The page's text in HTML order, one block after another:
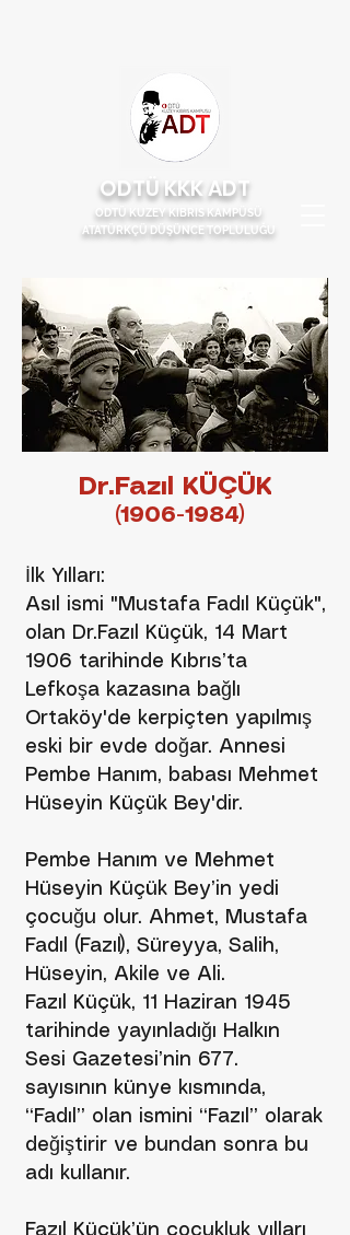
ODTÜ KKK ADT
ODTÜ KUZEY KIBRIS KAMPÜSÜ
ATATÜRKÇÜ DÜŞÜNCE TOPLULUĞU
Dr.Fazıl KÜÇÜK
(1906-1984)
İlk Yılları:
Asıl ismi "Mustafa Fadıl Küçük",
olan Dr.Fazıl Küçük, 14 Mart
1906 tarihinde Kıbrıs’ta
Lefkoşa kazasına bağlı
Ortaköy'de kerpiçten yapılmış
eski bir evde doğar. Annesi
Pembe Hanım, babası Mehmet
Hüseyin Küçük Bey'dir.
Pembe Hanım ve Mehmet
Hüseyin Küçük Bey’in yedi
çocuğu olur. Ahmet, Mustafa
Fadıl (Fazıl), Süreyya, Salih,
Hüseyin, Akile ve Ali.
Fazıl Küçük, 11 Haziran 1945
tarihinde yayınladığı Halkın
Sesi Gazetesi’nin 677.
sayısının künye kısmında,
“Fadıl” olan ismini “Fazıl” olarak
değiştirir ve bundan sonra bu
adı kullanır.
Fazıl Küçük’ün çocukluk yılları